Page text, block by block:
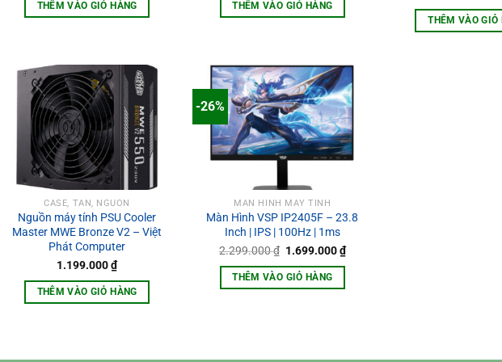
2.299.000 ₫.
THÊM VÀO GIỎ HÀNG THÊM VÀO GIỎ HÀNG
THÊM VÀO GIỎ
CASE, TẢN, NGUỒN
Nguồn máy tính PSU Cooler
Master MWE Bronze V2 – Việt
Phát Computer
1.199.000₫
THÊM VÀO GIỎ HÀNG
-26%
MÀN HÌNH MÁY TÍNH
Màn Hình VSP IP2405F – 23.8
Inch | IPS | 100Hz | 1ms
2.299.000₫ Giá
là:
2.299.000 ₫.
1.699.000₫Giá
hiện
THÊM VÀO GIỎ HÀNG